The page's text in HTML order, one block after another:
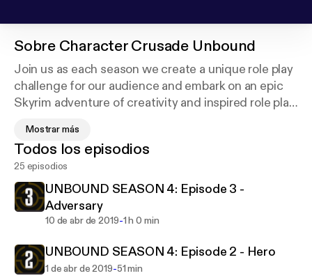
Sobre Character Crusade Unbound
Join us as each season we create a unique role play
challenge for our audience and embark on an epic
Skyrim adventure of creativity and inspired role play!
or check out our latest challenge
unbound.charactercrusade.com
Mostrar más
Todos los episodios
25 episodios
UNBOUND SEASON 4: Episode 3 -
Adversary
10 de abr de 2019-1 h 0 min
UNBOUND SEASON 4: Episode 2 - Hero
1 de abr de 2019-51 min